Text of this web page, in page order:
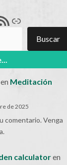
Pérez
Feed RSSEnlace
Buscar
en Meditación
de 2025
comentario. Venga
calculatoren